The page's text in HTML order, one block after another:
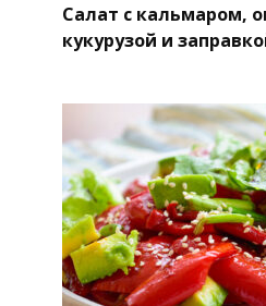
Салат с кальмаром,
кукурузой и